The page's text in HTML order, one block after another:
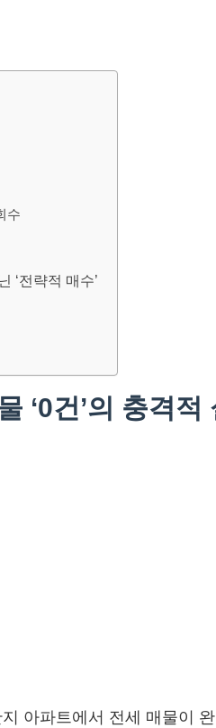
수
‘전략적 매수’
‘0건’의 충격적
아파트에서 전세 매물이